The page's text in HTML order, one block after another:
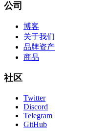
公司
博客
关于我们
品牌资产
商品
社区
Twitter
Discord
Telegram
GitHub